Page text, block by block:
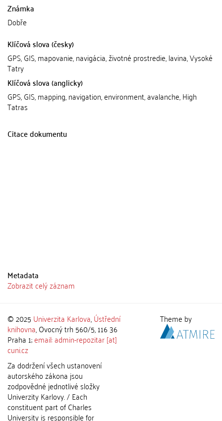
Známka
Dobře
Klíčová slova (česky)
GPS, GIS, mapovanie, navigácia, životné prostredie, lavina, Vysoké
Tatry
Klíčová slova (anglicky)
GPS, GIS, mapping, navigation, environment, avalanche, High
Tatras
Citace dokumentu
Metadata
Zobrazit celý záznam
© 2025 Univerzita Karlova,Ústřední
knihovna, Ovocný trh 560/5, 116 36
Praha 1;email: admin-repozitar [at]
cuni.cz
Za dodržení všech ustanovení
autorského zákona jsou
zodpovědné jednotlivé složky
Univerzity Karlovy. / Each
constituent part of Charles
University is responsible for
Theme by